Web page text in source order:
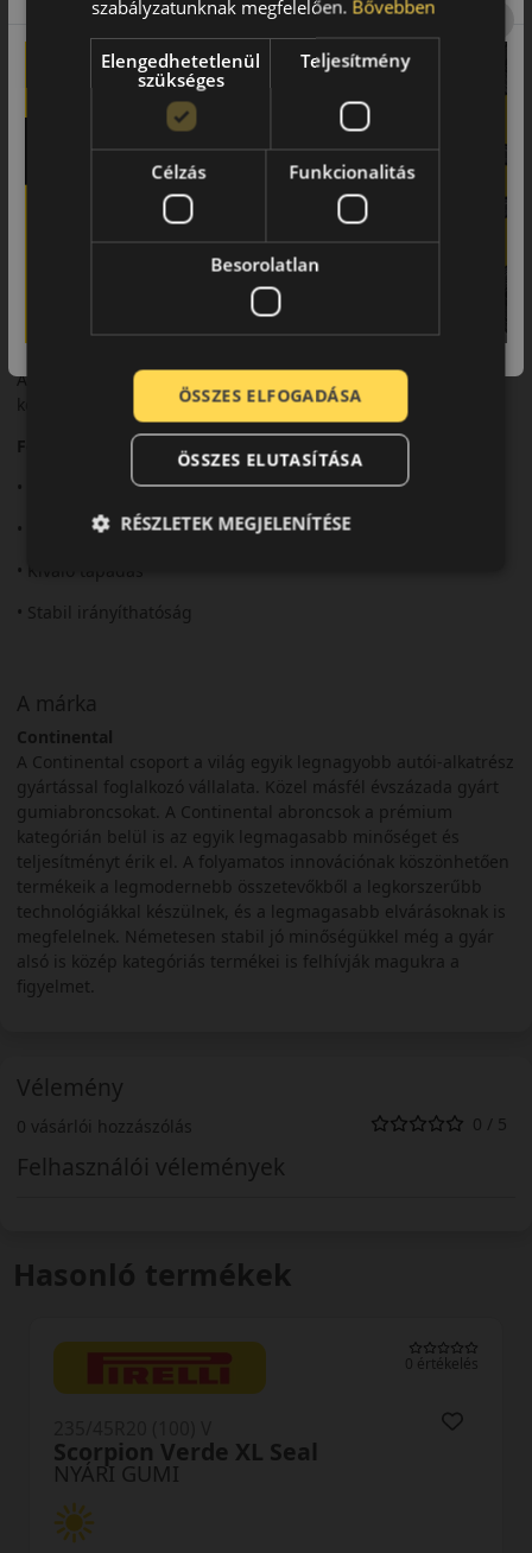
Fejlett futófelülete kiváló tapadást és rövid fékutat biztosít.
Biztonsági jellemzők
Megbízható fékezési teljesítmény és stabil kanyarvétel
Komfort és zajszint
Sportos karaktere mellett is kiegyensúlyozott komfortot kínál.
Erősebb személyautókhoz, dinamikus nyári használatra.
Összegzés
A SportContact 5 ideális választás a sportos vezetési stílust
kedvelők számára.
Fő előnyök röviden:
• Nagy teljesítményű nyári abroncs
• Rövid fékút
• Kiváló tapadás
• Stabil irányíthatóság
A márka
Continental
A Continental csoport a világ egyik legnagyobb autói-alkatrész
gyártással foglalkozó vállalata. Közel másfél évszázada gyárt
gumiabroncsokat. A Continental abroncsok a prémium
kategórián belül is az egyik legmagasabb minőséget és
teljesítményt érik el. A folyamatos innovációnak köszönhetően
termékeik a legmodernebb összetevőkből a legkorszerűbb
technológiákkal készülnek, és a legmagasabb elvárásoknak is
megfelelnek. Németesen stabil jó minőségükkel még a gyár
alsó is közép kategóriás termékei is felhívják magukra a
figyelmet.
Vélemény
0 vásárlói hozzászólás 0 / 5
Felhasználói vélemények
Hasonló termékek
0 értékelés
NYÁRI GUMI
Scorpion Verde XL Seal
szabályzatunknak megfelelően. Bővebben
Elengedhetetlenül
szükséges
Teljesítmény
Célzás Funkcionalitás
Besorolatlan
ÖSSZES ELFOGADÁSA
ÖSSZES ELUTASÍTÁSA
RÉSZLETEK MEGJELENÍTÉSE